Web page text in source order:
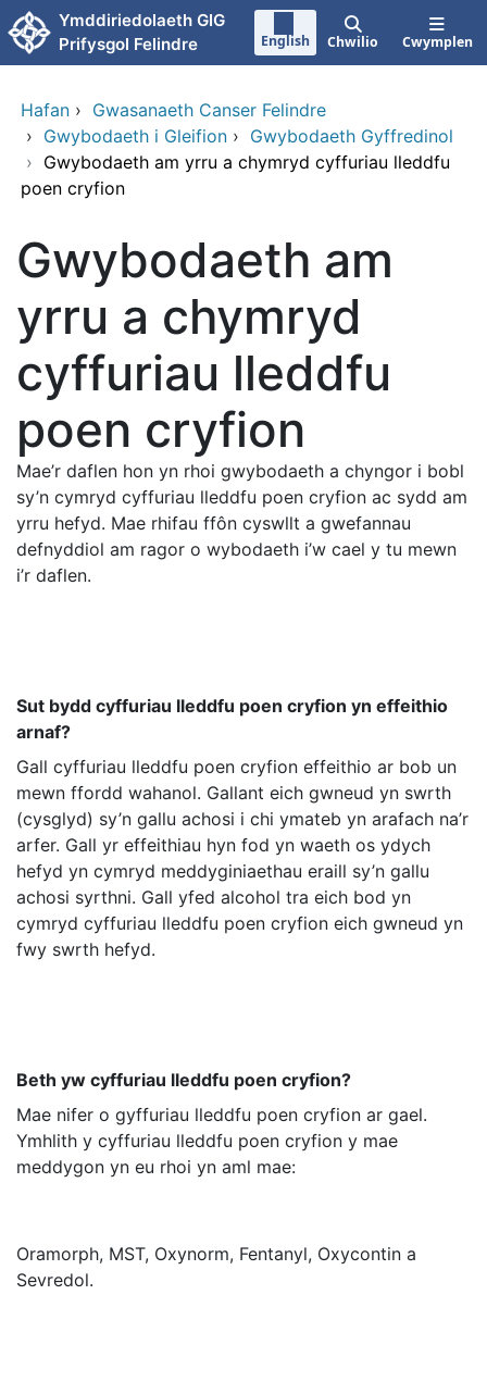
Neidio i'r prif gynnwy
Ymddiriedolaeth GIG
Prifysgol Felindre
English Chwilio Cwymplen
Hafan › Gwasanaeth Canser Felindre
› Gwybodaeth i Gleifion › Gwybodaeth Gyffredinol
› Gwybodaeth am yrru a chymryd cyffuriau lleddfu
poen cryfion
Gwybodaeth am
yrru a chymryd
cyffuriau lleddfu
poen cryfion
Mae’r daflen hon yn rhoi gwybodaeth a chyngor i bobl
sy’n cymryd cyffuriau lleddfu poen cryfion ac sydd am
yrru hefyd. Mae rhifau ffôn cyswllt a gwefannau
defnyddiol am ragor o wybodaeth i’w cael y tu mewn
i’r daflen.
Sut bydd cyffuriau lleddfu poen cryfion yn effeithio
arnaf?
Gall cyffuriau lleddfu poen cryfion effeithio ar bob un
mewn ffordd wahanol. Gallant eich gwneud yn swrth
(cysglyd) sy’n gallu achosi i chi ymateb yn arafach na’r
arfer. Gall yr effeithiau hyn fod yn waeth os ydych
hefyd yn cymryd meddyginiaethau eraill sy’n gallu
achosi syrthni. Gall yfed alcohol tra eich bod yn
cymryd cyffuriau lleddfu poen cryfion eich gwneud yn
fwy swrth hefyd.
Beth yw cyffuriau lleddfu poen cryfion?
Mae nifer o gyffuriau lleddfu poen cryfion ar gael.
Ymhlith y cyffuriau lleddfu poen cryfion y mae
meddygon yn eu rhoi yn aml mae:
Oramorph, MST, Oxynorm, Fentanyl, Oxycontin a
Sevredol.